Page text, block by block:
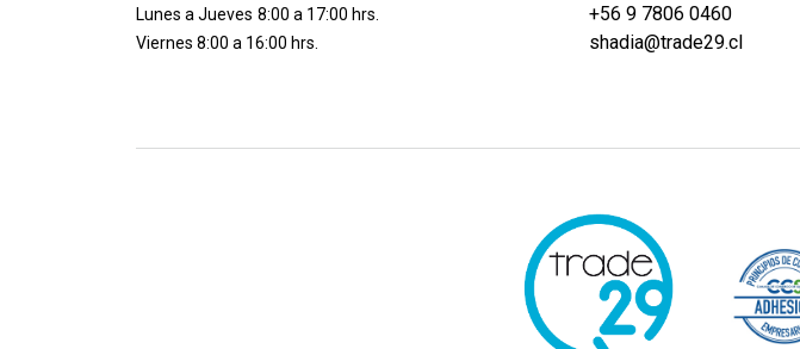
Lunes a Jueves 8:00 a 17:00 hrs.
Viernes 8:00 a 16:00 hrs.
+56 9 7806 0460
shadia@trade29.cl